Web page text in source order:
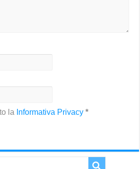
la Informativa Privacy*